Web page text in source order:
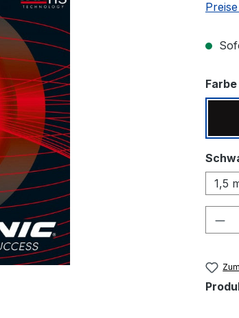
Farbe
1,5